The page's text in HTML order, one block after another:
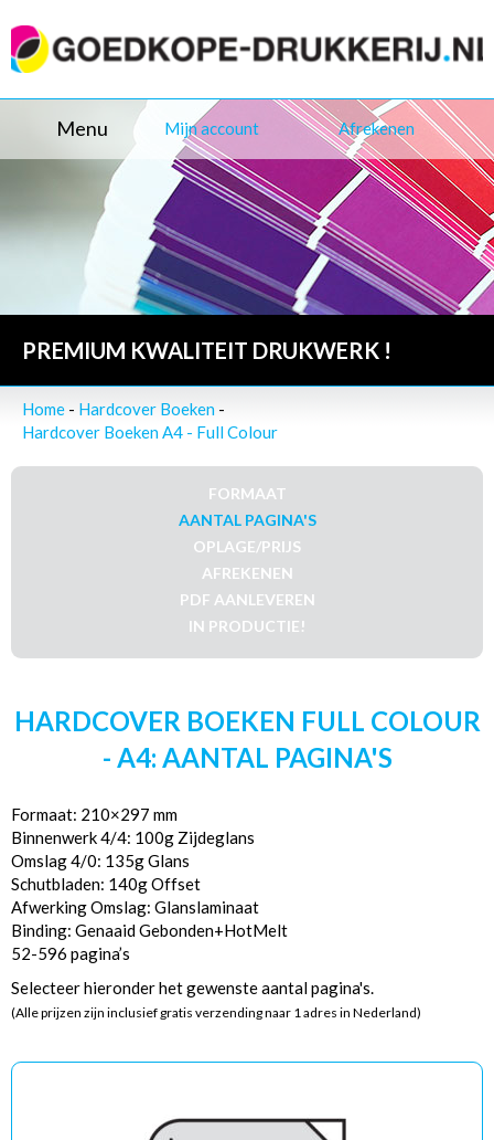
Menu Mijn account Afrekenen
PREMIUM KWALITEIT DRUKWERK !
Home - Hardcover Boeken -
Hardcover Boeken A4 - Full Colour
FORMAAT
AANTAL PAGINA'S
OPLAGE/PRIJS
AFREKENEN
PDF AANLEVEREN
IN PRODUCTIE!
HARDCOVER BOEKEN FULL COLOUR
- A4: AANTAL PAGINA'S
Formaat: 210×297 mm
Binnenwerk 4/4: 100g Zijdeglans
Omslag 4/0: 135g Glans
Schutbladen: 140g Offset
Afwerking Omslag: Glanslaminaat
Binding: Genaaid Gebonden+HotMelt
52-596 pagina’s
Selecteer hieronder het gewenste aantal pagina's.
(Alle prijzen zijn inclusief gratis verzending naar 1 adres in Nederland)